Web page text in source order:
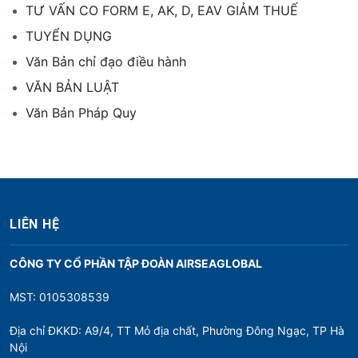
TƯ VẤN CO FORM E, AK, D, EAV GIẢM THUẾ
TUYỂN DỤNG
Văn Bản chỉ đạo điều hành
VĂN BẢN LUẬT
Văn Bản Pháp Quy
LIÊN HỆ
CÔNG TY CỔ PHẦN TẬP ĐOÀN AIRSEAGLOBAL
MST: 0105308539
Địa chỉ ĐKKD: A9/4, TT Mỏ địa chất, Phường Đông Ngạc, TP Hà
Nội